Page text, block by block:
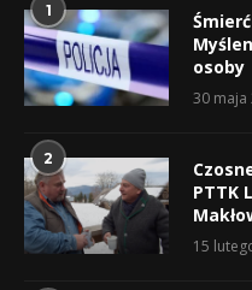
1
osoby
30 maja
2
PTTK
15